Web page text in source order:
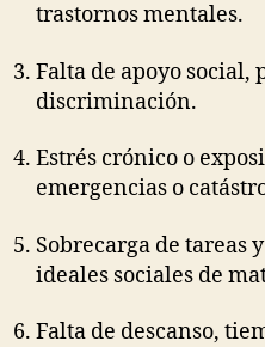
trastornos mentales.
Falta de apoyo social,
discriminación.
Estrés crónico o
emergencias o
Sobrecarga de tareas
ideales sociales de
Falta de descanso,